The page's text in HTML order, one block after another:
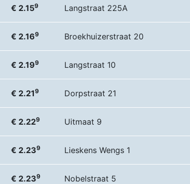
€ 2.159 Langstraat 225A
€ 2.169 Broekhuizerstraat 20
€ 2.199 Langstraat 10
€ 2.219 Dorpstraat 21
€ 2.229 Uitmaat 9
€ 2.239 Lieskens Wengs 1
€ 2.239 Nobelstraat 5